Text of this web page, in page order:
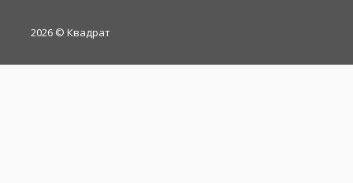
2026 © Квадрат